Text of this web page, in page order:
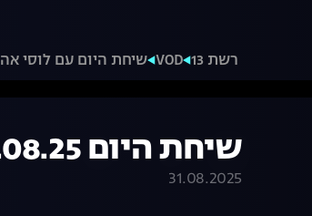
רשת 13 VOD שיחת היום עם לוסי
שיחת היום 31.08.25 - התכנית המלאה
31.08.2025